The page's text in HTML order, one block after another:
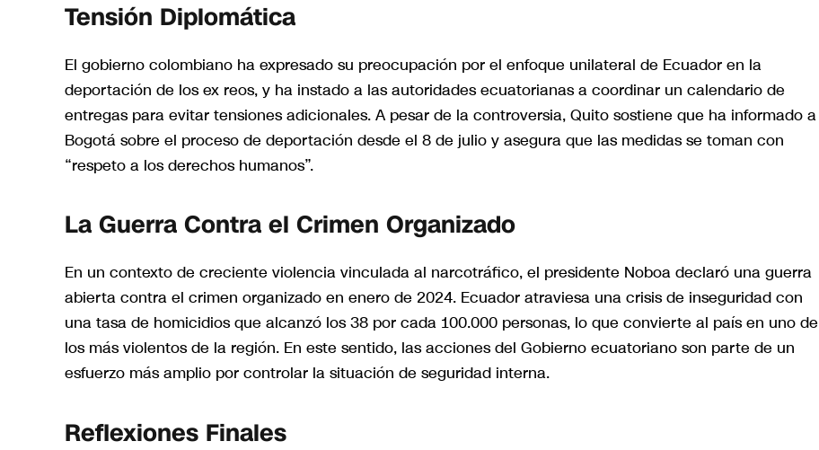
Tensión Diplomática
El gobierno colombiano ha expresado su preocupación por el enfoque unilateral de Ecuador en la
deportación de los ex reos, y ha instado a las autoridades ecuatorianas a coordinar un calendario de
entregas para evitar tensiones adicionales. A pesar de la controversia, Quito sostiene que ha informado a
Bogotá sobre el proceso de deportación desde el 8 de julio y asegura que las medidas se toman con
“respeto a los derechos humanos”.
La Guerra Contra el Crimen Organizado
En un contexto de creciente violencia vinculada al narcotráfico, el presidente Noboa declaró una guerra
abierta contra el crimen organizado en enero de 2024. Ecuador atraviesa una crisis de inseguridad con
una tasa de homicidios que alcanzó los 38 por cada 100.000 personas, lo que convierte al país en uno de
los más violentos de la región. En este sentido, las acciones del Gobierno ecuatoriano son parte de un
esfuerzo más amplio por controlar la situación de seguridad interna.
Reflexiones Finales